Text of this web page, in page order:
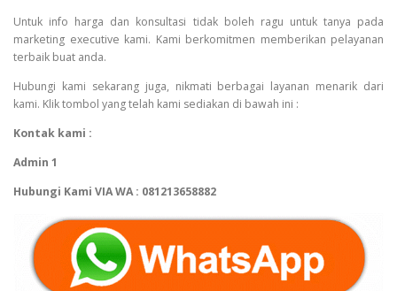
Untuk info harga dan konsultasi tidak boleh ragu untuk tanya pada
marketing executive kami. Kami berkomitmen memberikan pelayanan
terbaik buat anda.
Hubungi kami sekarang juga, nikmati berbagai layanan menarik dari
kami. Klik tombol yang telah kami sediakan di bawah ini :
Kontak kami :
Admin 1
Hubungi Kami VIA WA : 081213658882